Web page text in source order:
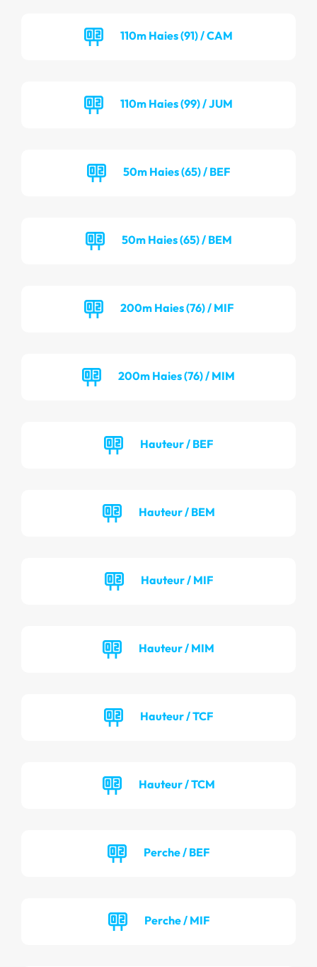
110m Haies (91) / CAM
110m Haies (99) / JUM
50m Haies (65) / BEF
50m Haies (65) / BEM
200m Haies (76) / MIF
200m Haies (76) / MIM
Hauteur / BEF
Hauteur / BEM
Hauteur / MIF
Hauteur / MIM
Hauteur / TCF
Hauteur / TCM
Perche / BEF
Perche / MIF